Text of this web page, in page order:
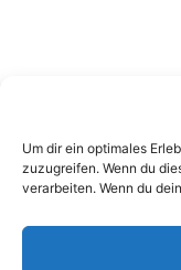
Um dir ein optimales
zuzugreifen. Wenn du
verarbeiten. Wenn du